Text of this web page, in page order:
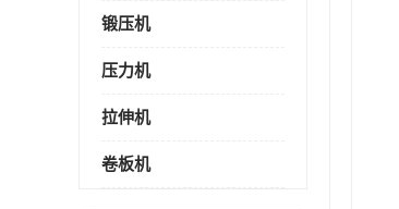
锻压机
压力机
拉伸机
卷板机